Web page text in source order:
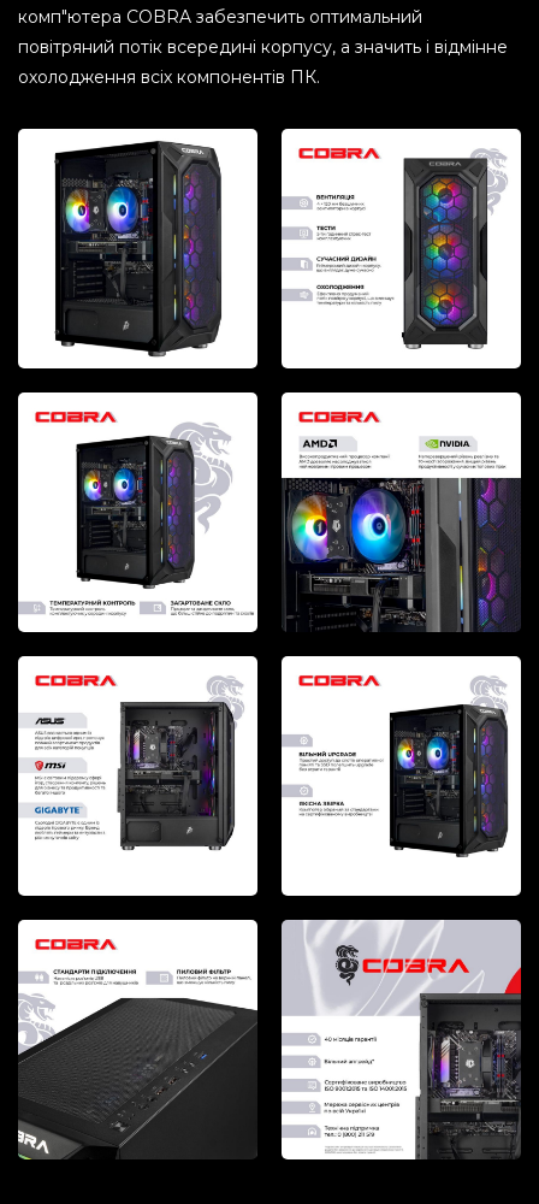
комп"ютера COBRA забезпечить оптимальний
повітряний потік всередині корпусу, а значить і відмінне
охолодження всіх компонентів ПК.